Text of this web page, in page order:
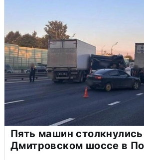
Пять машин
Дмитровском шоссе в